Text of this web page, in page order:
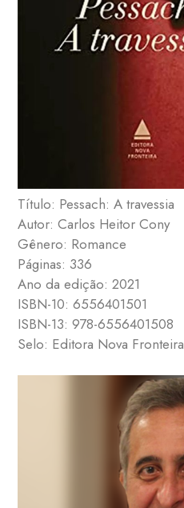
Título: Pessach: A travessia
Autor: Carlos Heitor Cony
Gênero: Romance
Páginas: 336
Ano da edição: 2021
ISBN-10: 6556401501
ISBN-13: 978-6556401508
Selo: Editora Nova Fronteira